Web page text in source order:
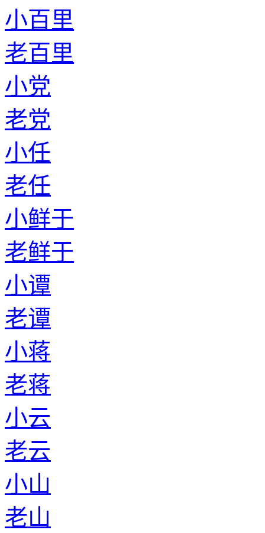
小百里
老百里
小党
老党
小任
老任
小鲜于
老鲜于
小谭
老谭
小蒋
老蒋
小云
老云
小山
老山